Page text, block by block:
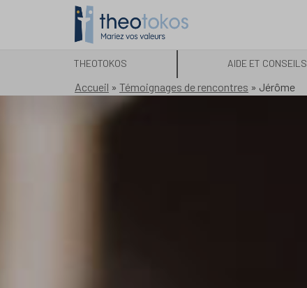
THEOTOKOS AIDE ET CONSEILS
Accueil » Témoignages de rencontres » Jérôme